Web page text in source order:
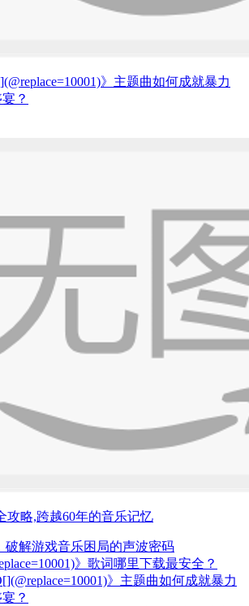
》主题曲如何成就暴力
？
攻略,跨越60年的音乐记忆
破解游戏音乐困局的声波密码
》歌词哪里下载最安全？
》主题曲如何成就暴力
？